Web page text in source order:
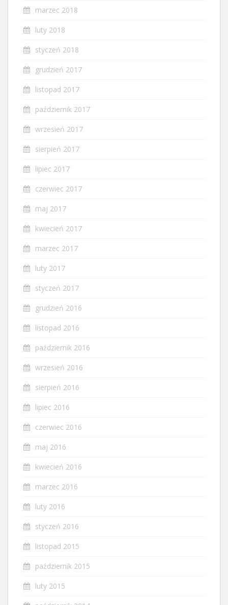
marzec 2018
luty 2018
styczeń 2018
grudzień 2017
listopad 2017
październik 2017
wrzesień 2017
sierpień 2017
lipiec 2017
czerwiec 2017
maj 2017
kwiecień 2017
marzec 2017
luty 2017
styczeń 2017
grudzień 2016
listopad 2016
październik 2016
wrzesień 2016
sierpień 2016
lipiec 2016
czerwiec 2016
maj 2016
kwiecień 2016
marzec 2016
luty 2016
styczeń 2016
listopad 2015
październik 2015
luty 2015